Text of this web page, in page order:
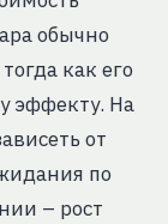
обычно
как его
эффекту. На
от
по
– рост